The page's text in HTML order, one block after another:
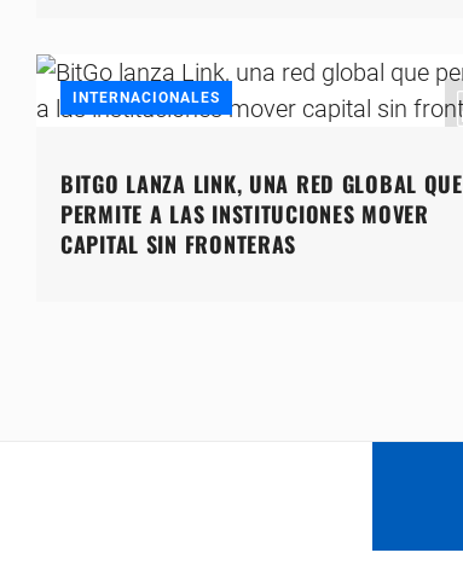
INTERNACIONALES
BITGO LANZA LINK, UNA RED GLOBAL QUE
PERMITE A LAS INSTITUCIONES MOVER
CAPITAL SIN FRONTERAS